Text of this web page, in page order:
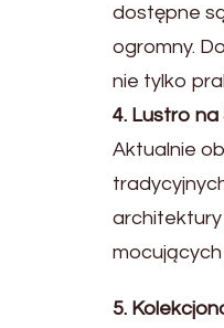
dostępne
ogromny.
nie tylko
4. Lustro
Aktualnie
5.